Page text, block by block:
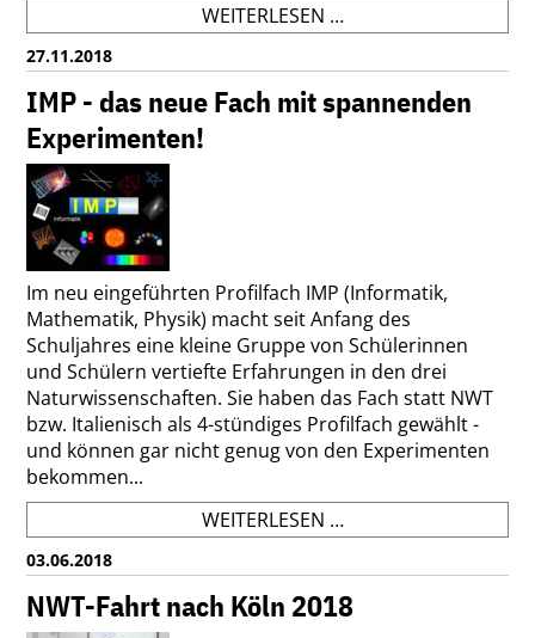
WEITERLESEN …ANNA
LIU
UND
MICHAEL
NGUYEN:
27.11.2018
IMP - das neue Fach mit spannenden
Experimenten!
Im neu eingeführten Profilfach IMP (Informatik,
Mathematik, Physik) macht seit Anfang des
Schuljahres eine kleine Gruppe von Schülerinnen
und Schülern vertiefte Erfahrungen in den drei
Naturwissenschaften. Sie haben das Fach statt NWT
bzw. Italienisch als 4-stündiges Profilfach gewählt -
und können gar nicht genug von den Experimenten
bekommen...
WEITERLESEN …IMP
-
DAS
NEUE
FACH
03.06.2018
NWT-Fahrt nach Köln 2018